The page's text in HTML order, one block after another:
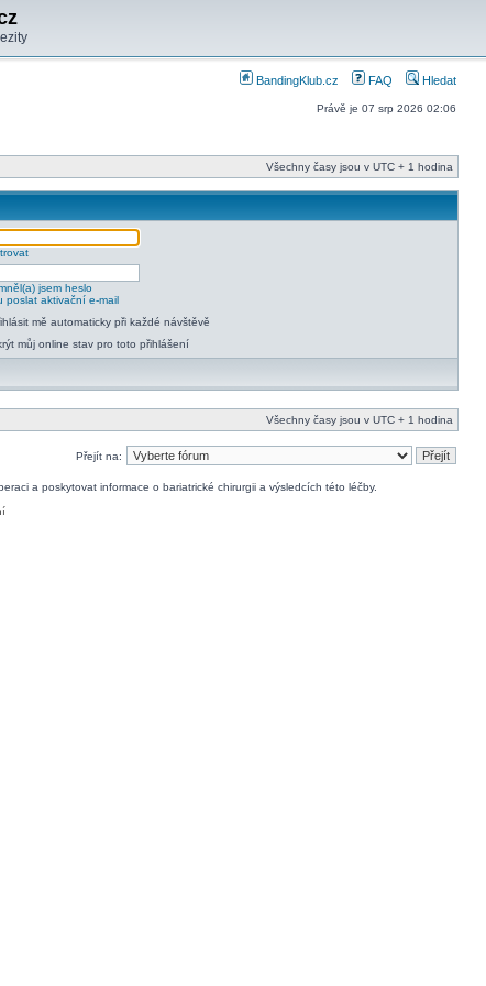
BandingKlub.cz FAQ Hledat
Právě je 07 srp 2026 02:06
Všechny časy jsou v UTC + 1 hodina
jsem heslo
poslat aktivační e-mail
mě automaticky při každé návštěvě
můj online stav pro toto přihlášení
Všechny časy jsou v UTC + 1 hodina
Přejít na:
a poskytovat informace o bariatrické chirurgii a výsledcích této léčby.